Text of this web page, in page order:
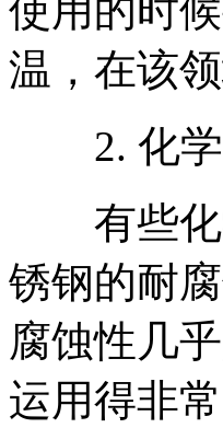
使用的时
温，在该
2. 化学
有些化
锈钢的耐
腐蚀性几
运用得非常